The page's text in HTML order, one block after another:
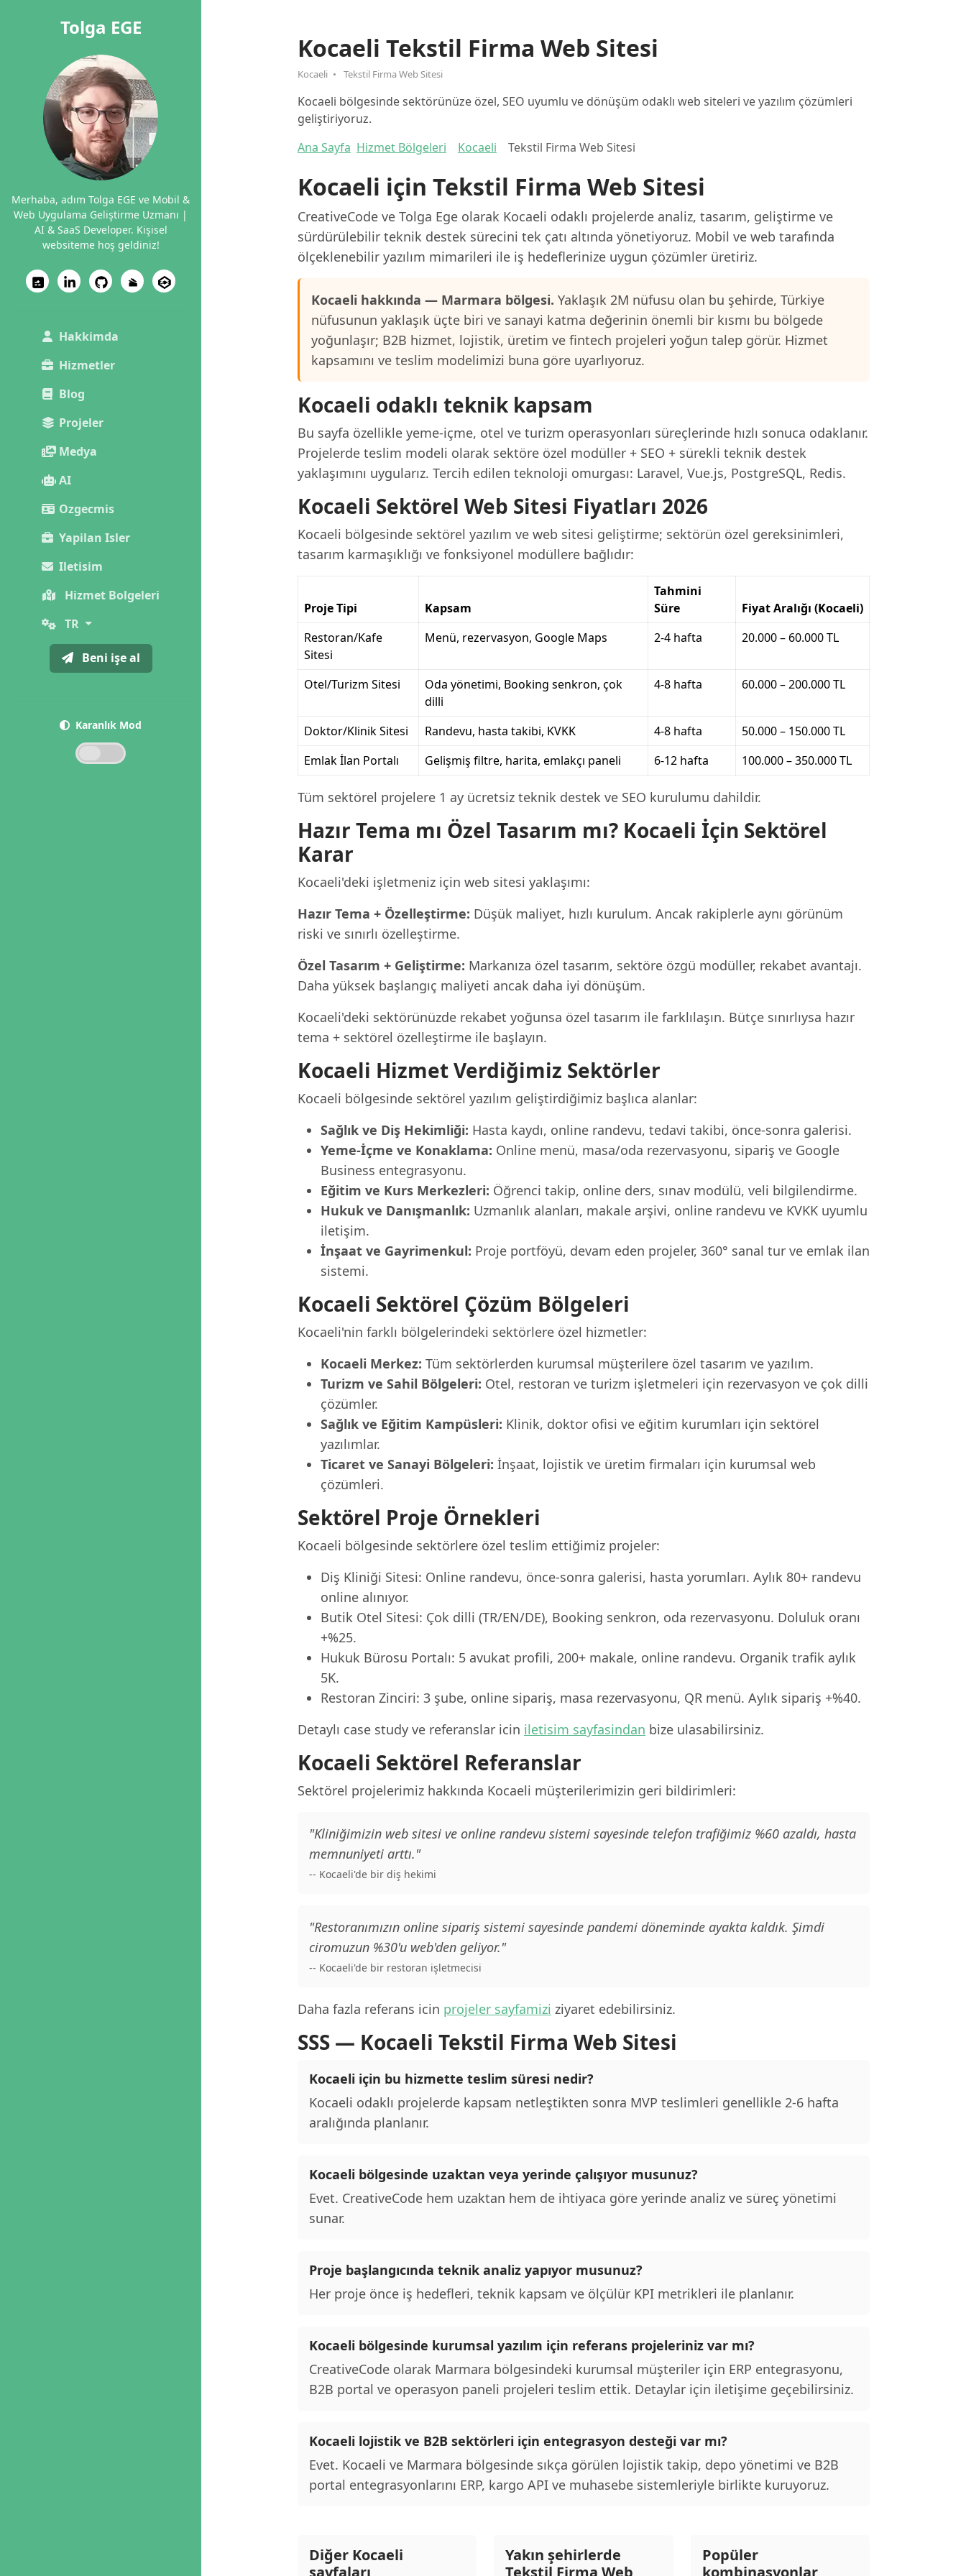
Tolga EGE
Merhaba, adım Tolga EGE ve Mobil &
Web Uygulama Geliştirme Uzmanı |
AI & SaaS Developer. Kişisel
websiteme hoş geldiniz!
Hakkimda
Hizmetler
Blog
Projeler
Medya
AI
Ozgecmis
Yapilan Isler
Iletisim
Hizmet Bolgeleri
TR
Beni işe al
Karanlık Mod
Kocaeli Tekstil Firma Web Sitesi
Kocaeli Tekstil Firma Web Sitesi
Kocaeli bölgesinde sektörünüze özel, SEO uyumlu ve dönüşüm odaklı web siteleri ve yazılım çözümleri
geliştiriyoruz.
Ana Sayfa Hizmet Bölgeleri Kocaeli Tekstil Firma Web Sitesi
Kocaeli için Tekstil Firma Web Sitesi
CreativeCode ve Tolga Ege olarak Kocaeli odaklı projelerde analiz, tasarım, geliştirme ve
sürdürülebilir teknik destek sürecini tek çatı altında yönetiyoruz. Mobil ve web tarafında
ölçeklenebilir yazılım mimarileri ile iş hedeflerinize uygun çözümler üretiriz.
Kocaeli hakkında — Marmara bölgesi. Yaklaşık 2M nüfusu olan bu şehirde, Türkiye
nüfusunun yaklaşık üçte biri ve sanayi katma değerinin önemli bir kısmı bu bölgede
yoğunlaşır; B2B hizmet, lojistik, üretim ve fintech projeleri yoğun talep görür. Hizmet
kapsamını ve teslim modelimizi buna göre uyarlıyoruz.
Kocaeli odaklı teknik kapsam
Bu sayfa özellikle yeme-içme, otel ve turizm operasyonları süreçlerinde hızlı sonuca odaklanır.
Projelerde teslim modeli olarak sektöre özel modüller + SEO + sürekli teknik destek
yaklaşımını uygularız. Tercih edilen teknoloji omurgası: Laravel, Vue.js, PostgreSQL, Redis.
Kocaeli Sektörel Web Sitesi Fiyatları 2026
Kocaeli bölgesinde sektörel yazılım ve web sitesi geliştirme; sektörün özel gereksinimleri,
tasarım karmaşıklığı ve fonksiyonel modüllere bağlıdır:
Proje Tipi Kapsam
Tahmini
Süre
Fiyat Aralığı (Kocaeli)
Restoran/Kafe
Sitesi
Menü, rezervasyon, Google Maps 2-4 hafta 20.000 – 60.000 TL
Otel/Turizm Sitesi
Oda yönetimi, Booking senkron, çok
dilli
4-8 hafta 60.000 – 200.000 TL
Doktor/Klinik Sitesi Randevu, hasta takibi, KVKK 4-8 hafta
50.000 – 150.000 TL
Emlak İlan Portalı
Gelişmiş filtre, harita, emlakçı paneli 6-12 hafta 100.000 – 350.000 TL
Tüm sektörel projelere 1 ay ücretsiz teknik destek ve SEO kurulumu dahildir.
Hazır Tema mı Özel Tasarım mı? Kocaeli İçin Sektörel
Karar
Kocaeli'deki işletmeniz için web sitesi yaklaşımı:
Hazır Tema + Özelleştirme: Düşük maliyet, hızlı kurulum. Ancak rakiplerle aynı görünüm
riski ve sınırlı özelleştirme.
Özel Tasarım + Geliştirme: Markanıza özel tasarım, sektöre özgü modüller, rekabet avantajı.
Daha yüksek başlangıç maliyeti ancak daha iyi dönüşüm.
Kocaeli'deki sektörünüzde rekabet yoğunsa özel tasarım ile farklılaşın. Bütçe sınırlıysa hazır
tema + sektörel özelleştirme ile başlayın.
Kocaeli Hizmet Verdiğimiz Sektörler
Kocaeli bölgesinde sektörel yazılım geliştirdiğimiz başlıca alanlar:
Sağlık ve Diş Hekimliği: Hasta kaydı, online randevu, tedavi takibi, önce-sonra galerisi.
Yeme-İçme ve Konaklama: Online menü, masa/oda rezervasyonu, sipariş ve Google
Business entegrasyonu.
Eğitim ve Kurs Merkezleri: Öğrenci takip, online ders, sınav modülü, veli bilgilendirme.
Hukuk ve Danışmanlık: Uzmanlık alanları, makale arşivi, online randevu ve KVKK uyumlu
iletişim.
İnşaat ve Gayrimenkul: Proje portföyü, devam eden projeler, 360° sanal tur ve emlak ilan
sistemi.
Kocaeli Sektörel Çözüm Bölgeleri
Kocaeli'nin farklı bölgelerindeki sektörlere özel hizmetler:
Kocaeli Merkez: Tüm sektörlerden kurumsal müşterilere özel tasarım ve yazılım.
Turizm ve Sahil Bölgeleri: Otel, restoran ve turizm işletmeleri için rezervasyon ve çok dilli
çözümler.
Sağlık ve Eğitim Kampüsleri: Klinik, doktor ofisi ve eğitim kurumları için sektörel
yazılımlar.
Ticaret ve Sanayi Bölgeleri: İnşaat, lojistik ve üretim firmaları için kurumsal web
çözümleri.
Sektörel Proje Örnekleri
Kocaeli bölgesinde sektörlere özel teslim ettiğimiz projeler:
Diş Kliniği Sitesi: Online randevu, önce-sonra galerisi, hasta yorumları. Aylık 80+ randevu
online alınıyor.
Butik Otel Sitesi: Çok dilli (TR/EN/DE), Booking senkron, oda rezervasyonu. Doluluk oranı
+%25.
Hukuk Bürosu Portalı: 5 avukat profili, 200+ makale, online randevu. Organik trafik aylık
5K.
Restoran Zinciri: 3 şube, online sipariş, masa rezervasyonu, QR menü. Aylık sipariş +%40.
Detaylı case study ve referanslar icin iletisim sayfasindan bize ulasabilirsiniz.
Kocaeli Sektörel Referanslar
Sektörel projelerimiz hakkında Kocaeli müşterilerimizin geri bildirimleri:
"Kliniğimizin web sitesi ve online randevu sistemi sayesinde telefon trafiğimiz %60 azaldı, hasta
memnuniyeti arttı."
-- Kocaeli'de bir diş hekimi
"Restoranımızın online sipariş sistemi sayesinde pandemi döneminde ayakta kaldık. Şimdi
ciromuzun %30'u web'den geliyor."
-- Kocaeli'de bir restoran işletmecisi
Daha fazla referans icin projeler sayfamizi ziyaret edebilirsiniz.
SSS — Kocaeli Tekstil Firma Web Sitesi
Kocaeli için bu hizmette teslim süresi nedir?
Kocaeli odaklı projelerde kapsam netleştikten sonra MVP teslimleri genellikle 2-6 hafta
aralığında planlanır.
Kocaeli bölgesinde uzaktan veya yerinde çalışıyor musunuz?
Evet. CreativeCode hem uzaktan hem de ihtiyaca göre yerinde analiz ve süreç yönetimi
sunar.
Proje başlangıcında teknik analiz yapıyor musunuz?
Her proje önce iş hedefleri, teknik kapsam ve ölçülür KPI metrikleri ile planlanır.
Kocaeli bölgesinde kurumsal yazılım için referans projeleriniz var mı?
CreativeCode olarak Marmara bölgesindeki kurumsal müşteriler için ERP entegrasyonu,
B2B portal ve operasyon paneli projeleri teslim ettik. Detaylar için iletişime geçebilirsiniz.
Kocaeli lojistik ve B2B sektörleri için entegrasyon desteği var mı?
Evet. Kocaeli ve Marmara bölgesinde sıkça görülen lojistik takip, depo yönetimi ve B2B
portal entegrasyonlarını ERP, kargo API ve muhasebe sistemleriyle birlikte kuruyoruz.
Diğer Kocaeli
Yakın şehirlerde
Popüler